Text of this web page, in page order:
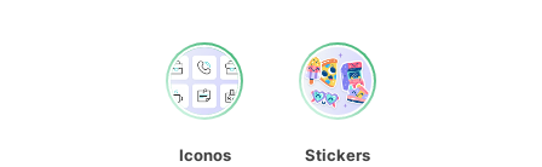
Iconos
Stickers